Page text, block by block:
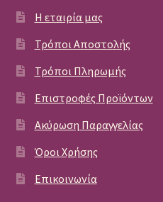
Η εταιρία μας
Τρόποι Αποστολής
Τρόποι Πληρωμής
Επιστροφές Προϊόντων
Ακύρωση Παραγγελίας
Όροι Χρήσης
Επικοινωνία